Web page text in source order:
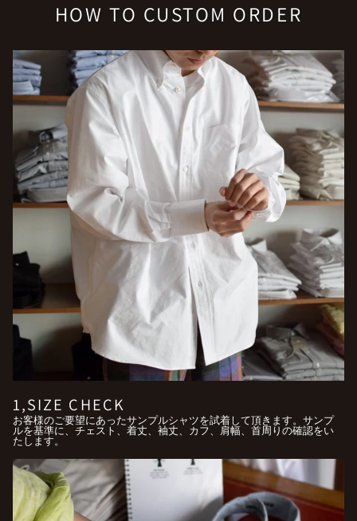
HOW TO CUSTOM ORDER
1,SIZE CHECK
お客様のご要望にあったサンプルシャツを試着して頂きます。サンプ
ルを基準に、チェスト、着丈、袖丈、カフ、肩幅、首周りの確認をい
たします。